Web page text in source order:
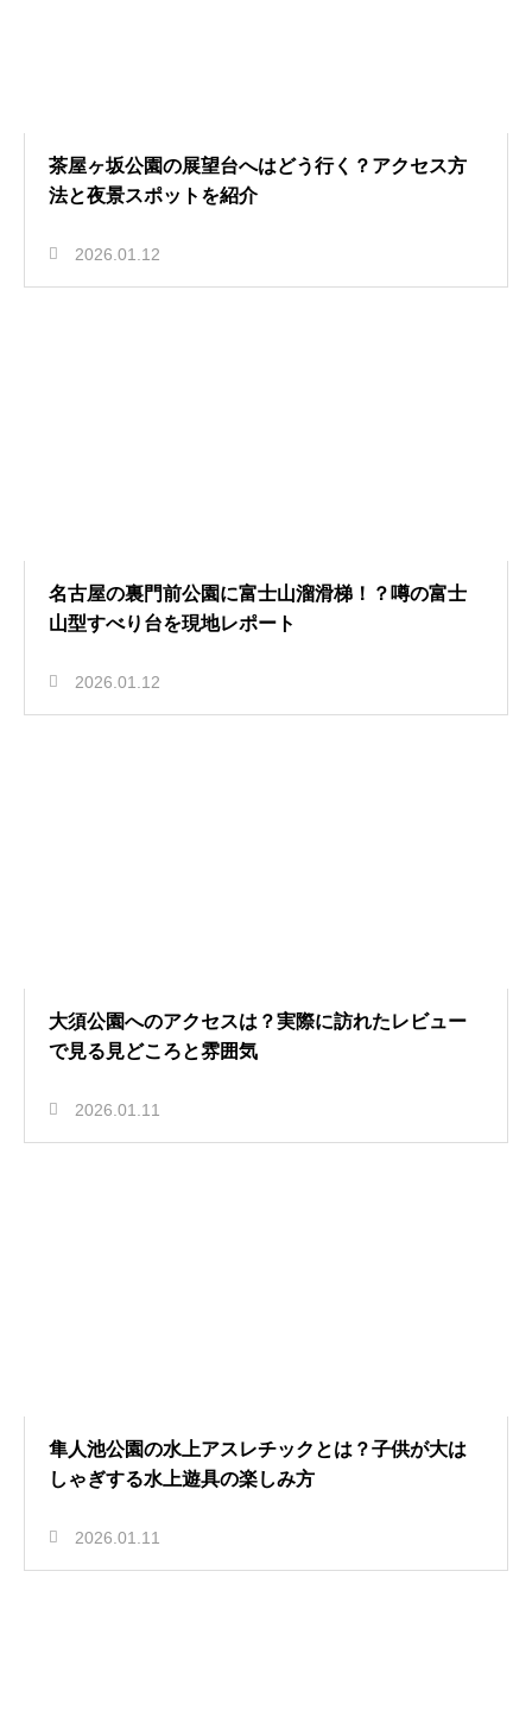
茶屋ヶ坂公園の展望台へはどう行く？アクセス方
法と夜景スポットを紹介
2026.01.12
名古屋の裏門前公園に富士山溜滑梯！？噂の富士
山型すべり台を現地レポート
2026.01.12
大須公園へのアクセスは？実際に訪れたレビュー
で見る見どころと雰囲気
2026.01.11
隼人池公園の水上アスレチックとは？子供が大は
しゃぎする水上遊具の楽しみ方
2026.01.11